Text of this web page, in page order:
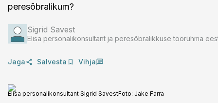
peresõbralikum?
Sigrid Savest
Elisa personalikonsultant ja peresõbralikkuse töörühma
Jaga Salvesta Vihja
Elisa personalikonsultant Sigrid SavestFoto: Jake Farra